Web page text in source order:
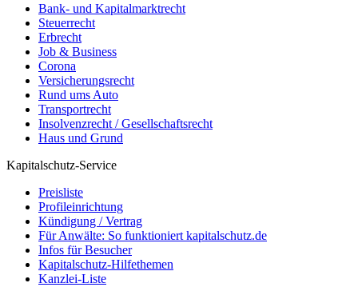
Bank- und Kapitalmarktrecht
Steuerrecht
Erbrecht
Job & Business
Corona
Versicherungsrecht
Rund ums Auto
Transportrecht
Insolvenzrecht / Gesellschaftsrecht
Haus und Grund
Kapitalschutz-Service
Preisliste
Profileinrichtung
Kündigung / Vertrag
Für Anwälte: So funktioniert kapitalschutz.de
Infos für Besucher
Kapitalschutz-Hilfethemen
Kanzlei-Liste